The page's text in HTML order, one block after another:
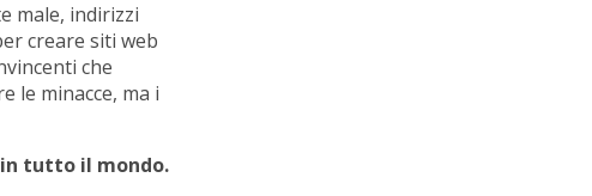
male, indirizzi
creare siti web
che
le minacce, ma i
tutto il mondo.